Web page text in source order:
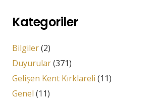
Kategoriler
Bilgiler(2)
Duyurular(371)
Gelişen Kent Kırklareli (11)
Genel (11)